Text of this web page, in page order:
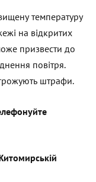
температуру
на відкритих
призвести до
повітря.
штрафи.